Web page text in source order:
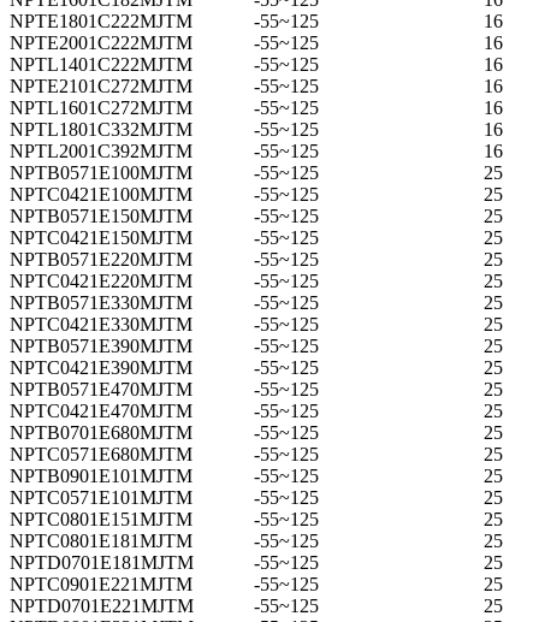
NPTE1801C222MJTM
-55~125
16
NPTE2001C222MJTM
-55~125
16
NPTL1401C222MJTM
-55~125
16
NPTE2101C272MJTM
-55~125
16
NPTL1601C272MJTM
-55~125
16
NPTL1801C332MJTM
-55~125
16
NPTL2001C392MJTM
-55~125
16
NPTB0571E100MJTM
-55~125
25
NPTC0421E100MJTM
-55~125
25
NPTB0571E150MJTM
-55~125
25
NPTC0421E150MJTM
-55~125
25
NPTB0571E220MJTM
-55~125
25
NPTC0421E220MJTM
-55~125
25
NPTB0571E330MJTM
-55~125
25
NPTC0421E330MJTM
-55~125
25
NPTB0571E390MJTM
-55~125
25
NPTC0421E390MJTM
-55~125
25
NPTB0571E470MJTM
-55~125
25
NPTC0421E470MJTM
-55~125
25
NPTB0701E680MJTM
-55~125
25
NPTC0571E680MJTM
-55~125
25
NPTB0901E101MJTM
-55~125
25
NPTC0571E101MJTM
-55~125
25
NPTC0801E151MJTM
-55~125
25
NPTC0801E181MJTM
-55~125
25
NPTD0701E181MJTM
-55~125
25
NPTC0901E221MJTM
-55~125
25
NPTD0701E221MJTM
-55~125
25